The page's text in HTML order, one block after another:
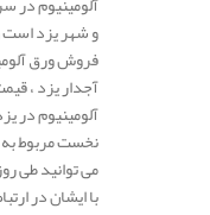
و شهر یزد است
فروش ورق
آجدار یزد ،
آلومینیوم در
نخست مربوط
می توانید طی
با ایشان در